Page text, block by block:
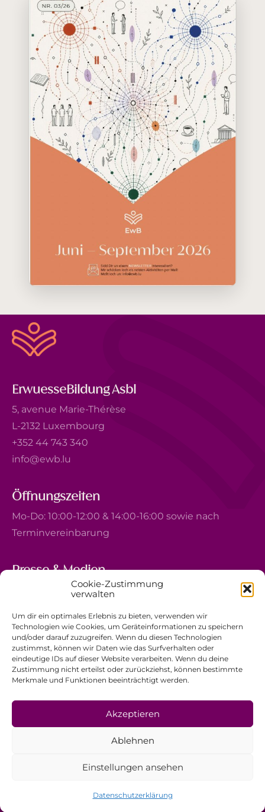
Cookie-Zustimmung
verwalten
Um dir ein optimales Erlebnis zu bieten, verwenden wir
Technologien wie Cookies, um Geräteinformationen zu speichern
und/oder darauf zuzugreifen. Wenn du diesen Technologien
zustimmst, können wir Daten wie das Surfverhalten oder
eindeutige IDs auf dieser Website verarbeiten. Wenn du deine
Zustimmung nicht erteilst oder zurückziehst, können bestimmte
Merkmale und Funktionen beeinträchtigt werden.
Akzeptieren
Ablehnen
Einstellungen ansehen
Datenschutzerklärung
ErwuesseBildung Asbl
5, avenue Marie-Thérèse
L-2132 Luxembourg
+352 44 743 340
info@ewb.lu
Öffnungszeiten
Mo-Do: 10:00-12:00 & 14:00-16:00 sowie nach
Terminvereinbarung
Presse & Medien
5, avenue Marie-Thérèse
+352 44 743 340
comm@ewb.lu
Spenden
Impressum
Allgemeine Geschäftsbedingungen